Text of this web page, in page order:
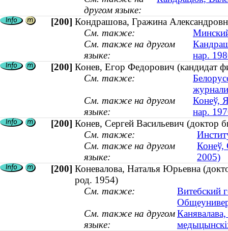
другом языке:
[200] Кондрашова, Гражина
См. также:
См. также на другом
языке:
нар.
[200] Конев, Егор Федорович (кандидат
См. также:
См. также на другом
языке:
Конеў,
нар.
[200] Конев, Сергей Васильевич (доктор
См. также:
См. также на другом
языке:
Конеў,
2005)
[200] Коневалова, Наталья Юрьевна
род. 1954)
См. также:
Витебский
См. также на другом
языке: